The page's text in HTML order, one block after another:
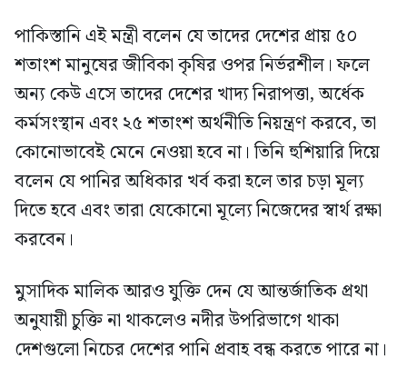
পাকিস্তানি এই মন্ত্রী বলেন যে তাদের দেশের প্রায় ৫০
শতাংশ মানুষের জীবিকা কৃষির ওপর নির্ভরশীল। ফলে
অন্য কেউ এসে তাদের দেশের খাদ্য নিরাপত্তা, অর্ধেক
কর্মসংস্থান এবং ২৫ শতাংশ অর্থনীতি নিয়ন্ত্রণ করবে, তা
কোনোভাবেই মেনে নেওয়া হবে না। তিনি হুশিয়ারি দিয়ে
বলেন যে পানির অধিকার খর্ব করা হলে তার চড়া মূল্য
দিতে হবে এবং তারা যেকোনো মূল্যে নিজেদের স্বার্থ রক্ষা
করবেন।
মুসাদিক মালিক আরও যুক্তি দেন যে আন্তর্জাতিক প্রথা
অনুযায়ী চুক্তি না থাকলেও নদীর উপরিভাগে থাকা
দেশগুলো নিচের দেশের পানি প্রবাহ বন্ধ করতে পারে না।